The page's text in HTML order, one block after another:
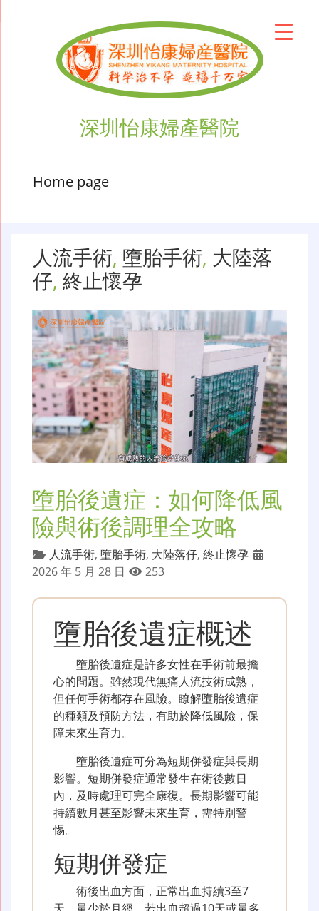
深圳怡康婦產醫院
Home page
人流手術, 墮胎手術, 大陸落
仔, 終止懷孕
墮胎後遺症：如何降低風
險與術後調理全攻略
人流手術, 墮胎手術, 大陸落仔, 終止懷孕
2026 年 5 月 28 日
253
墮胎後遺症概述
墮胎後遺症是許多女性在手術前最擔
心的問題。雖然現代無痛人流技術成熟，
但任何手術都存在風險。瞭解墮胎後遺症
的種類及預防方法，有助於降低風險，保
障未來生育力。
墮胎後遺症可分為短期併發症與長期
影響。短期併發症通常發生在術後數日
內，及時處理可完全康復。長期影響可能
持續數月甚至影響未來生育，需特別警
惕。
短期併發症
術後出血方面，正常出血持續3至7